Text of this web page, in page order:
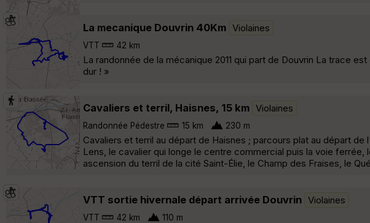
La mecanique Douvrin 40Km Violaines
VTT 42 km
La randonnée de la mécanique 2011 qui part de Douvrin La trace
dur ! »
Cavaliers et terril, Haisnes, 15 km Violaines
Randonnée Pédestre 15 km 230 m
Cavaliers et terril au départ de Haisnes ; parcours plat au départ
Lens, le cavalier qui longe le centre commercial puis la voie
ascension du terril de la cité Saint-Élie, le Champ des Fraises, le
VTT sortie hivernale départ arrivée Douvrin Violaines
VTT 42 km 110 m